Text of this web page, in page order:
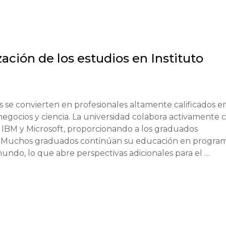
para obtener una visa. Es posible que se requieran
visa de estudiante F-1.
de fondos para pagar la matrícula y los
de los estudios en Instituto
convierten en profesionales altamente calificados
y ciencia. La universidad colabora activamente
y Microsoft, proporcionando a los graduados
graduados continúan su educación en
lo que abre perspectivas adicionales para el
con éxito una carrera en investigación